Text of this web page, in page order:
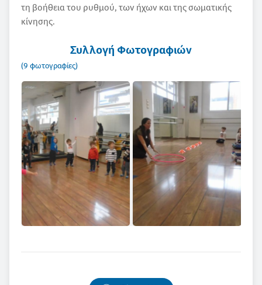
τη βοήθεια του ρυθμού, των ήχων και της σωματικής
κίνησης.
Συλλογή Φωτογραφιών
(9 φωτογραφίες)